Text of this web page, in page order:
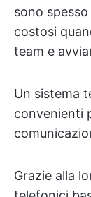
sono
costosi
team e
Un sistema
convenienti
Grazie alla